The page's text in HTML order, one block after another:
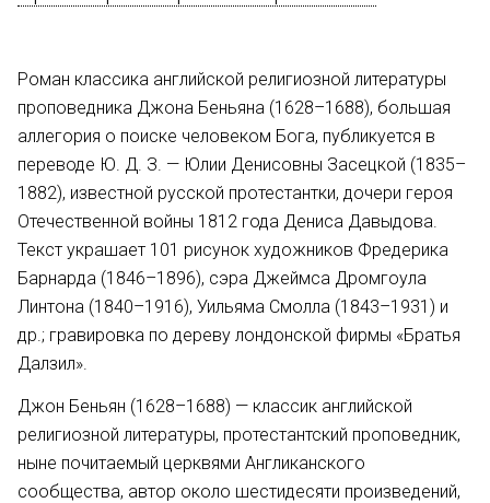
Роман классика английской религиозной литературы
проповедника Джона Беньяна (1628–1688), большая
аллегория о поиске человеком Бога, публикуется в
переводе Ю. Д. З. — Юлии Денисовны Засецкой (1835–
1882), известной русской протестантки, дочери героя
Отечественной войны 1812 года Дениса Давыдова.
Текст украшает 101 рисунок художников Фредерика
Барнарда (1846–1896), сэра Джеймса Дромгоула
Линтона (1840–1916), Уильяма Смолла (1843–1931) и
др.; гравировка по дереву лондонской фирмы «Братья
Далзил».
Джон Беньян (1628–1688) — классик английской
религиозной литературы, протестантский проповедник,
ныне почитаемый церквями Англиканского
сообщества, автор около шестидесяти произведений,